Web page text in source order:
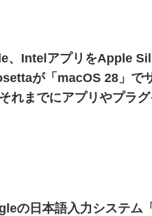
、IntelアプリをApple
が「macOS 28」で
れまでにアプリやプラ
の日本語入力システム